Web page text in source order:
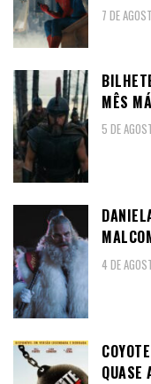
7 DE
MÊS
5 DE
4 DE
QUASE